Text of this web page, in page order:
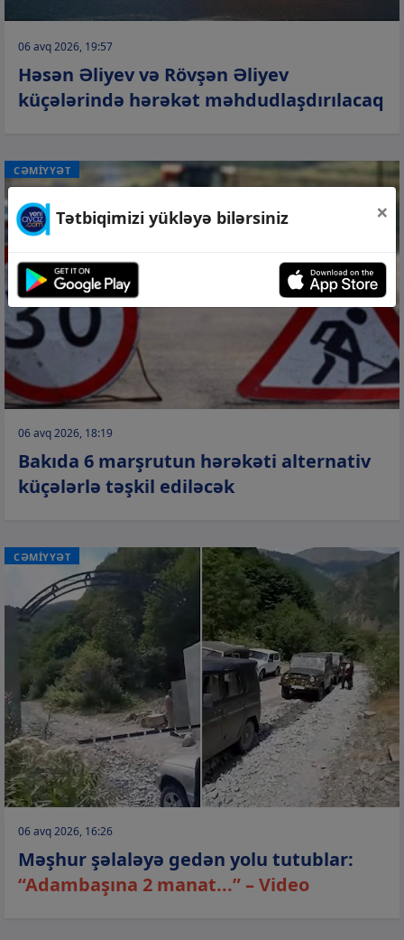
06 avq 2026, 19:57
Həsən Əliyev və Rövşən Əliyev
küçələrində hərəkət məhdudlaşdırılacaq
CƏMİYYƏT
06 avq 2026, 18:19
Bakıda 6 marşrutun hərəkəti alternativ
küçələrlə təşkil ediləcək
CƏMİYYƏT
06 avq 2026, 16:26
Məşhur şəlaləyə gedən yolu tutublar:
“Adambaşına 2 manat...” – Video
Tətbiqimizi yükləyə bilərsiniz ×